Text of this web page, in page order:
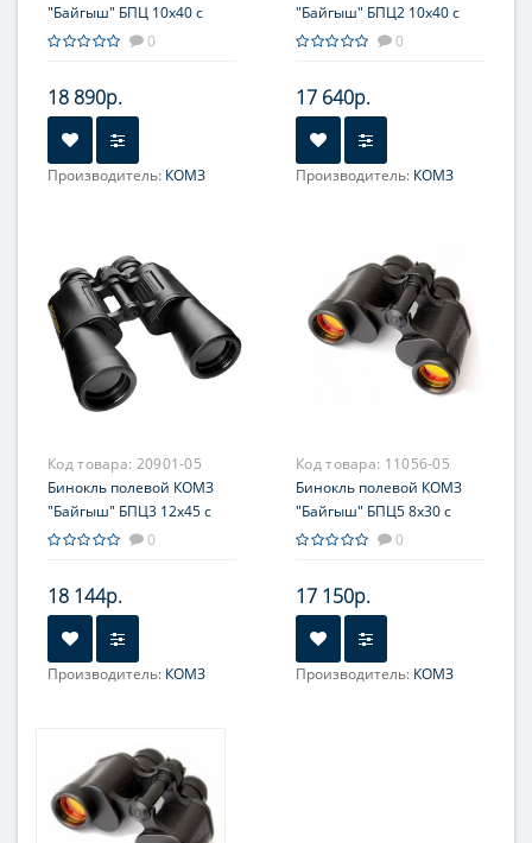
"Байгыш" БПЦ 10x40 с
дальномерной сеткой
0
18 890р.
Производитель: КОМЗ
Центральная
"Байгыш" БПЦ2 10x40 с
дальномерной сеткой,
0
17 640р.
Производитель: КОМЗ
Центральная
Код товара: 20901-05
Бинокль полевой КОМЗ
"Байгыш" БПЦ3 12x45 с
угломерной сеткой,
0
18 144р.
Производитель: КОМЗ
Центральная
Код товара: 11056-05
Бинокль полевой КОМЗ
"Байгыш" БПЦ5 8x30 с
угломерной сеткой,
0
17 150р.
Производитель: КОМЗ